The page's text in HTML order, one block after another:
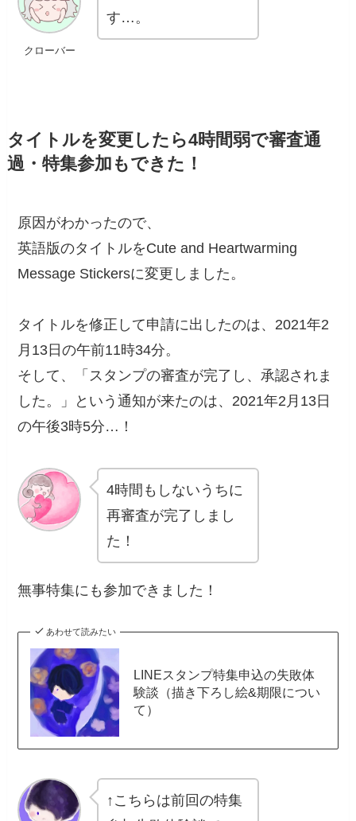
クローバー
す…。
タイトルを変更したら4時間弱で審査通
過・特集参加もできた！
原因がわかったので、
英語版のタイトルをCute and Heartwarming
Message Stickersに変更しました。
タイトルを修正して申請に出したのは、2021年2
月13日の午前11時34分。
そして、「スタンプの審査が完了し、承認されま
した。」という通知が来たのは、2021年2月13日
の午後3時5分…！
4時間もしないうちに
再審査が完了しまし
た！
無事特集にも参加できました！
あわせて読みたい
LINEスタンプ特集申込の失敗体
験談（描き下ろし絵&期限につい
て）
↑こちらは前回の特集